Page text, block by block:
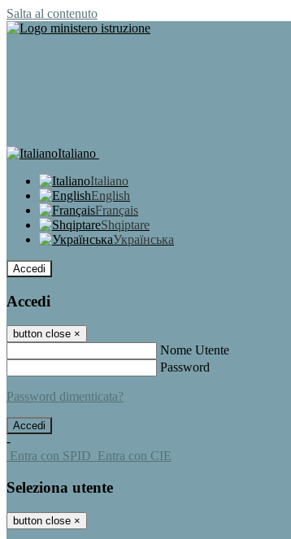
Salta al contenuto
Italiano
Italiano
English
Français
Shqiptare
Українська
Accedi
Accedi
button close ×
Nome Utente
Password
Password dimenticata?
-
Entra con SPID Entra con CIE
Seleziona utente
button close ×